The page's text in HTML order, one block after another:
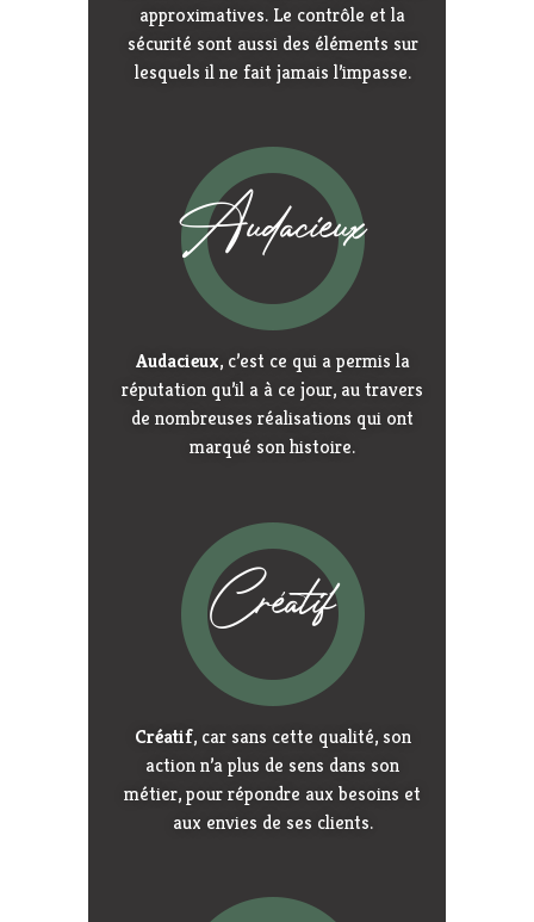
approximatives. Le contrôle et la
sécurité sont aussi des éléments sur
lesquels il ne fait jamais l’impasse.
Audacieux
Audacieux, c’est ce qui a permis la
réputation qu’il a à ce jour, au travers
de nombreuses réalisations qui ont
marqué son histoire.
Créatif
Créatif, car sans cette qualité, son
action n’a plus de sens dans son
métier, pour répondre aux besoins et
aux envies de ses clients.